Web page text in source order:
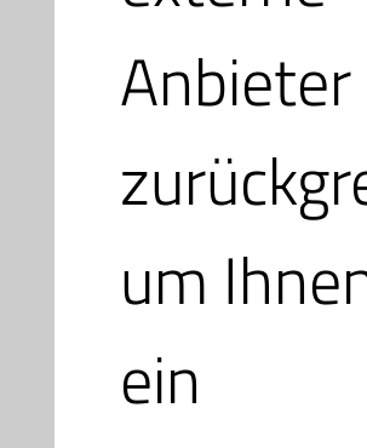
und
Anbieter
um
ein